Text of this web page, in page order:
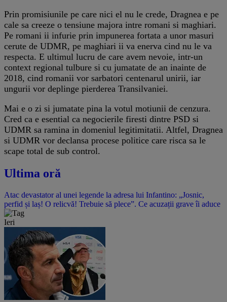
Prin promisiunile pe care nici el nu le crede, Dragnea e pe
cale sa creeze o tensiune majora intre romani si maghiari.
Pe romani ii infurie prin impunerea fortata a unor masuri
cerute de UDMR, pe maghiari ii va enerva cind nu le va
respecta. E ultimul lucru de care avem nevoie, intr-un
context regional tulbure si cu jumatate de an inainte de
2018, cind romanii vor sarbatori centenarul unirii, iar
ungurii vor deplinge pierderea Transilvaniei.
Mai e o zi si jumatate pina la votul motiunii de cenzura.
Cred ca e esential ca negocierile firesti dintre PSD si
UDMR sa ramina in domeniul legitimitatii. Altfel, Dragnea
si UDMR vor declansa procese politice care risca sa le
scape total de sub control.
Ultima oră
Atac devastator al unei legende la adresa lui Infantino: „Josnic,
perfid și laș! O relicvă! Trebuie să plece”. Ce acuzații grave îi aduce
Ieri